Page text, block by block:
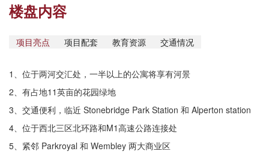
楼盘内容
项目亮点 项目配套 教育资源 交通情况
1、位于两河交汇处，一半以上的公寓将享有河景
2、有占地11英亩的花园绿地
3、交通便利，临近 Stonebridge Park Station 和 Alperton station
4、位于西北三区北环路和M1高速公路连接处
5、紧邻 Parkroyal 和 Wembley 两大商业区